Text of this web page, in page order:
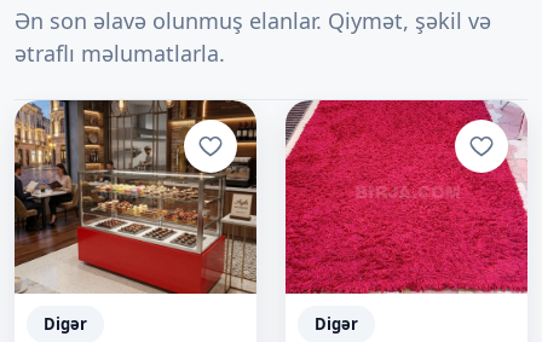
Ən son əlavə olunmuş elanlar. Qiymət, şəkil və
ətraflı məlumatlarla.
Digər Digər